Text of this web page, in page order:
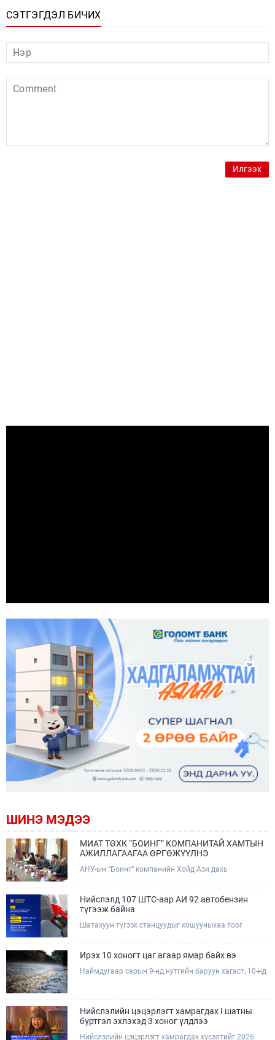
СЭТГЭГДЭЛ БИЧИХ
Илгээх
ШИНЭ МЭДЭЭ
МИАТ ТӨХК “БОИНГ” КОМПАНИТАЙ ХАМТЫН
АЖИЛЛАГААГАА ӨРГӨЖҮҮЛНЭ
АНУ-ын “Боинг” компанийн Хойд Ази дахь
Жэф Эдвардс тэргүүтэй төлөөлөгчдийг Зам,
тээврийн сайд Б.Дэлгэрсайхан хүлээн авч уулзав.
Нийслэлд 107 ШТС-аар АИ 92 автобензин
түгээж байна
Шатахуун түгээх станцуудыг хошууныхаа тоог
Ирэх 10 хоногт цаг агаар ямар байх вэ
Наймдугаар сарын 9-нд нутгийн баруун хагаст, 10-нд
Нийслэлийн цэцэрлэгт хамрагдах I шатны
бүртгэл эхлэхэд 3 хоног үлдлээ
Нийслэлийн цэцэрлэгт хамрагдах хүсэлтийг 2026